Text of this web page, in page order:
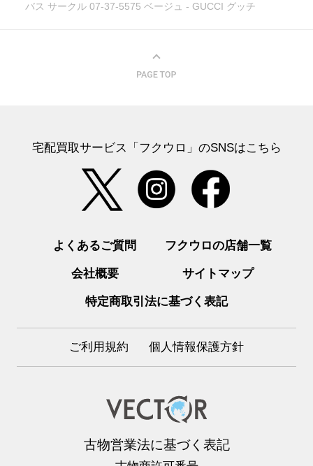
バス サークル 07-37-5575 ベージュ - GUCCI グッチ
宅配買取サービス「フクウロ」のSNSはこちら
よくあるご質問 フクウロの店舗一覧
会社概要 サイトマップ
特定商取引法に基づく表記
ご利用規約 個人情報保護方針
古物営業法に基づく表記